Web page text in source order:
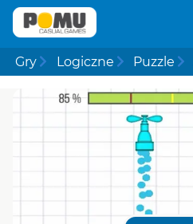
Gry Logiczne Puzzle